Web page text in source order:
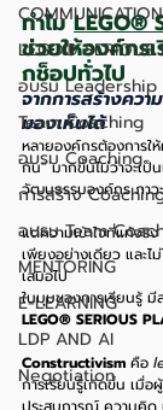
LEGO®
อบรม Leadership
Team Coaching
อบรม Coaching
การสร้าง
อบรม Team
MENTORING
E-LEARNING
LDP AND AI
Negotiation
ทำไม LEGO®
ช่วยให้องค์กร
กช็อปทั่วไป
จากการสร้างควา
มองเห็นได้
หลายองค์กรต้องการใ
กัน” มากขึ้นไม่ว่าจะเป็
วัฒนธรรมองค์กร ภาว
แต่ความเข้าใจที่แท้จริ
เพียงอย่างเดียว และไ
เสมอไป
ในมุมของการเรียนรู้
LEGO® SERIOUS
Constructivism คือ
การเรียนรู้เกิดขึ้น เมื่อ